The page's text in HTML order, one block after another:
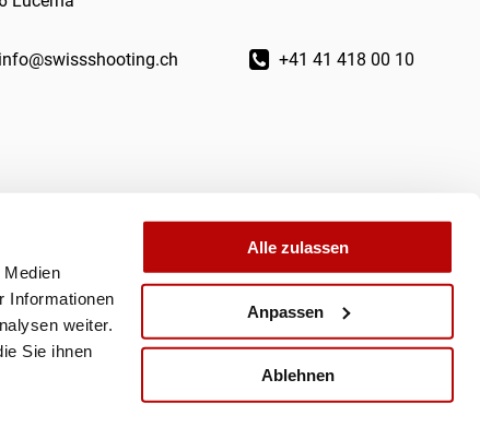
Informationen
weiter.
Sie ihnen
Alle zulassen
Anpassen
Ablehnen
info@swissshooting.ch +41 41 418 00 10